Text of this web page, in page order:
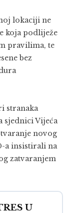
lokaciji ne
koja podliježe
pravilima, te
bez
stranaka
sjednici Vijeća
novog
a insistirali na
zatvaranjem
U